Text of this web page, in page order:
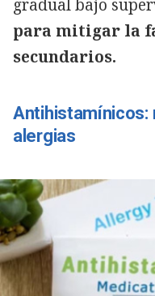
gradual bajo
para mitigar la
secundarios.
Antihistamínicos:
alergias